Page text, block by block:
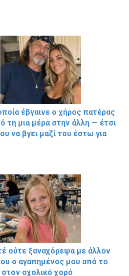
έβγαινε ο χήρος πατέρας
τη μια μέρα στην άλλη — έτσι
να βγει μαζί του έστω για
ούτε ξαναχόρεψα με άλλον
ο αγαπημένος μου από το
σχολικό χορό